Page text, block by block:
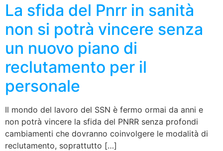
La sfida del Pnrr in sanità
non si potrà vincere senza
un nuovo piano di
reclutamento per il
personale
Il mondo del lavoro del SSN è fermo ormai da anni e
non potrà vincere la sfida del PNRR senza profondi
cambiamenti che dovranno coinvolgere le modalità di
reclutamento, soprattutto […]